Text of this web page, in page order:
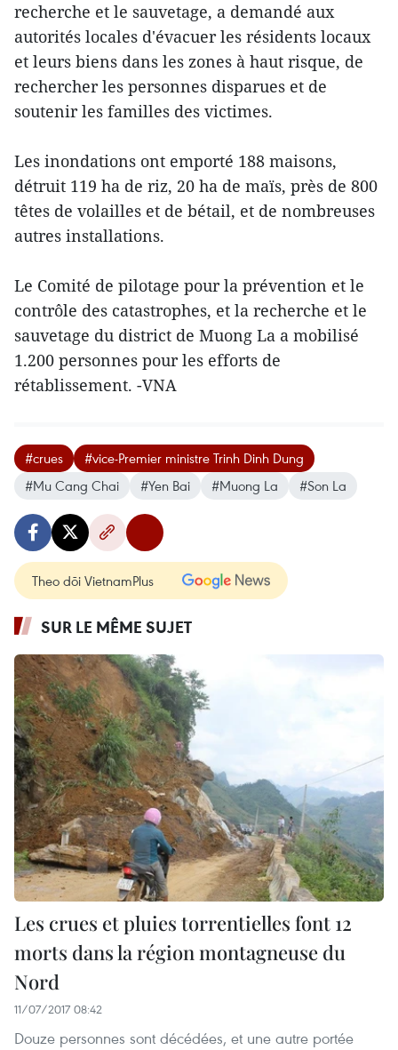
recherche et le sauvetage, a demandé aux
autorités locales d'évacuer les résidents locaux
et leurs biens dans les zones à haut risque, de
rechercher les personnes disparues et de
soutenir les familles des victimes.
Les inondations ont emporté 188 maisons,
détruit 119 ha de riz, 20 ha de maïs, près de 800
têtes de volailles et de bétail, et de nombreuses
autres installations.
Le Comité de pilotage pour la prévention et le
contrôle des catastrophes, et la recherche et le
sauvetage du district de Muong La a mobilisé
1.200 personnes pour les efforts de
rétablissement. -VNA
#crues
#vice-Premier ministre Trinh Dinh Dung
#Mu Cang Chai
#Yen Bai #Muong La #Son La
Theo dõi VietnamPlus
SUR LE MÊME SUJET
Les crues et pluies torrentielles font 12
morts dans la région montagneuse du
Nord
11/07/2017 08:42
Douze personnes sont décédées, et une autre portée